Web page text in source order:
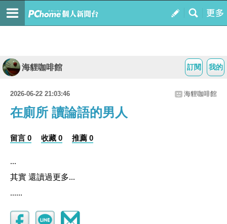
我的
訂閱
海貍咖啡館
2026-06-22 21:03:46 海貍咖啡館
在廁所 讀論語的男人
留言 0 收藏 0 推薦 0
...
其實 還讀過更多...
......